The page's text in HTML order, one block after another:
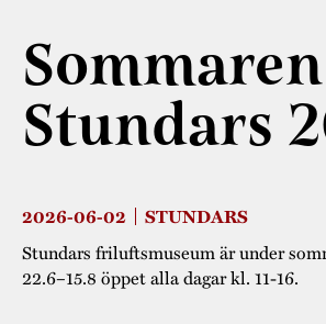
Stundars
2026-06-02 STUNDARS
Stundars friluftsmuseum är under
22.6–15.8 öppet alla dagar kl. 11-16.